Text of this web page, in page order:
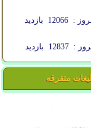
:
12066 بازدید
:
12837 بازدید
متفرقه